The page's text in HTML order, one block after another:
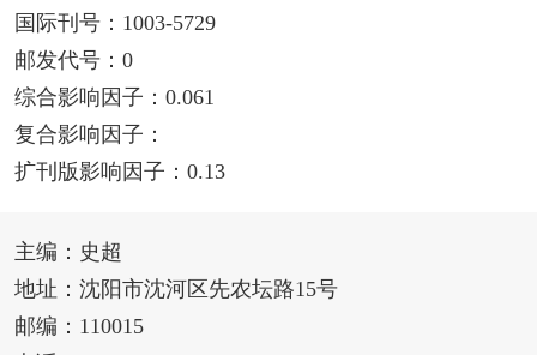
国际刊号：1003-5729
邮发代号：0
综合影响因子：0.061
复合影响因子：
扩刊版影响因子：0.13
主编：史超
地址：沈阳市沈河区先农坛路15号
邮编：110015